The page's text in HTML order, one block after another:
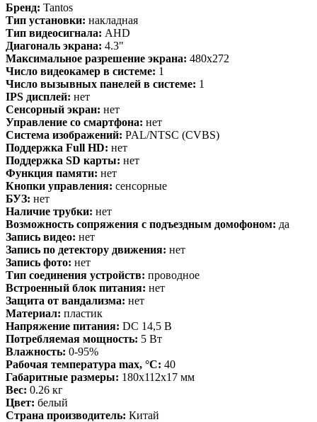
Бренд: Tantos
Тип установки: накладная
Тип видеосигнала: AHD
Диагональ экрана: 4.3"
Максимальное разрешение экрана: 480x272
Число видеокамер в системе: 1
Число вызывных панелей в системе: 1
IPS дисплей: нет
Сенсорный экран: нет
Управление со смартфона: нет
Система изображений: PAL/NTSC (CVBS)
Поддержка Full HD: нет
Поддержка SD карты: нет
Функция памяти: нет
Кнопки управления: сенсорные
БУЗ: нет
Наличие трубки: нет
Возможность сопряжения с подъездным домофоном: да
Запись видео: нет
Запись по детектору движения: нет
Запись фото: нет
Тип соединения устройств: проводное
Встроенный блок питания: нет
Защита от вандализма: нет
Материал: пластик
Напряжение питания: DC 14,5 В
Потребляемая мощность: 5 Вт
Влажность: 0-95%
Рабочая температура max, °С: 40
Габаритные размеры: 180х112х17 мм
Вес: 0.26 кг
Цвет: белый
Страна производитель: Китай